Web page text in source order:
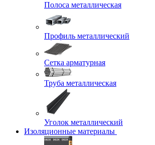
Полоса металлическая
Профиль металлический
Сетка арматурная
Труба металлическая
Уголок металлический
Изоляционные материалы